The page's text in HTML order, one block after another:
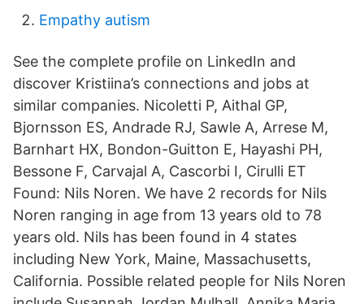
Empathy autism
See the complete profile on LinkedIn and
discover Kristiina’s connections and jobs at
similar companies. Nicoletti P, Aithal GP,
Bjornsson ES, Andrade RJ, Sawle A, Arrese M,
Barnhart HX, Bondon-Guitton E, Hayashi PH,
Bessone F, Carvajal A, Cascorbi I, Cirulli ET
Found: Nils Noren. We have 2 records for Nils
Noren ranging in age from 13 years old to 78
years old. Nils has been found in 4 states
including New York, Maine, Massachusetts,
California. Possible related people for Nils Noren